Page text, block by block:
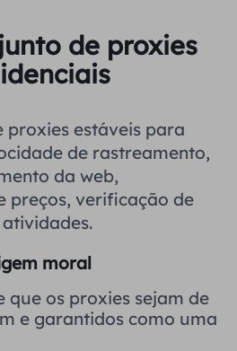
de proxies
​​para
de rastreamento,
da web,
preços, verificação de
moral
que os proxies sejam de
e garantidos como uma